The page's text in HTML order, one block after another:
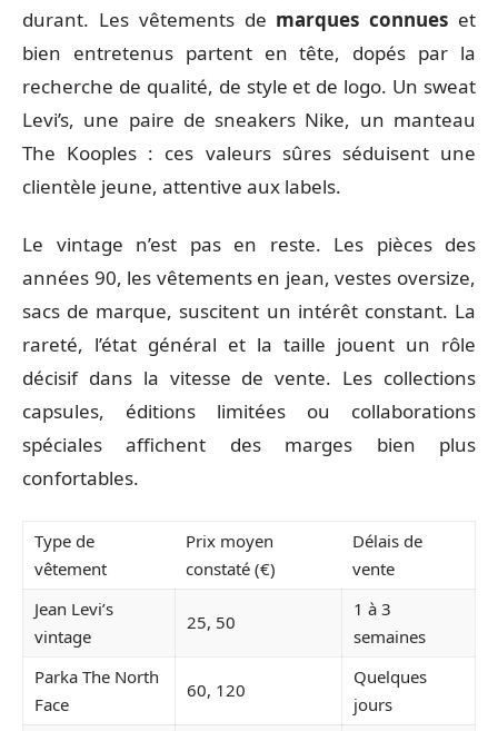
durant. Les vêtements de marques connues et
bien entretenus partent en tête, dopés par la
recherche de qualité, de style et de logo. Un sweat
Levi’s, une paire de sneakers Nike, un manteau
The Kooples : ces valeurs sûres séduisent une
clientèle jeune, attentive aux labels.
Le vintage n’est pas en reste. Les pièces des
années 90, les vêtements en jean, vestes oversize,
sacs de marque, suscitent un intérêt constant. La
rareté, l’état général et la taille jouent un rôle
décisif dans la vitesse de vente. Les collections
capsules, éditions limitées ou collaborations
spéciales affichent des marges bien plus
confortables.
Type de
vêtement
Prix moyen
constaté (€)
Délais de
vente
Jean Levi’s
vintage
25, 50
1 à 3
semaines
Parka The North
Face
60, 120
Quelques
jours